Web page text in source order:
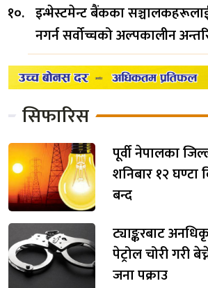
इन्भेस्टमेन्ट बैंकका
नगर्न सर्वोच्चको अल्पकालीन
सिफारिस
पूर्वी नेपालका
शनिबार १२ घण्टा
बन्द
ट्याङ्करबाट
पेट्रोल चोरी गरी
जना पक्राउ